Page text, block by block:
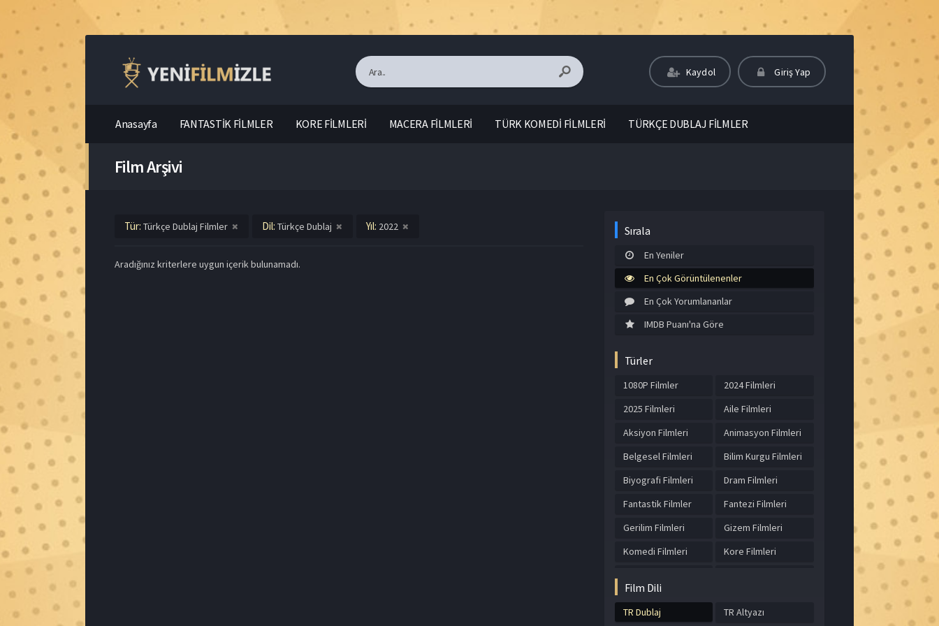
Kaydol Giriş Yap
Anasayfa FANTASTİK FİLMLER KORE FİLMLERİ MACERA FİLMLERİ TÜRK KOMEDİ FİLMLERİ TÜRKÇE DUBLAJ FİLMLER
Film Arşivi
Tür: Türkçe Dublaj Filmler Dil: Türkçe Dublaj Yıl: 2022
Aradığınız kriterlere uygun içerik bulunamadı.
Sırala
En Yeniler
En Çok Görüntülenenler
En Çok Yorumlananlar
IMDB Puanı'na Göre
Türler
1080P Filmler
2024 Filmleri
2025 Filmleri
Aile Filmleri
Aksiyon Filmleri
Animasyon Filmleri
Belgesel Filmleri
Bilim Kurgu Filmleri
Biyografi Filmleri
Dram Filmleri
Fantastik Filmler
Fantezi Filmleri
Gerilim Filmleri
Gizem Filmleri
Komedi Filmleri
Kore Filmleri
Spor Filmleri
Film Dili
TR Dublaj TR Altyazı